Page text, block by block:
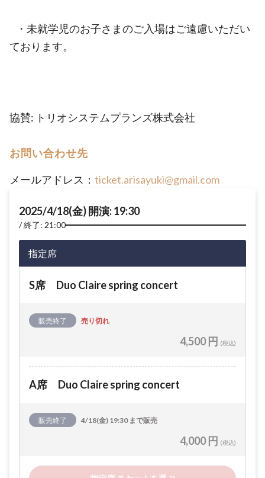
・未就学児のお子さまのご入場はご遠慮いただい
ております。
協賛: トリオシステムプランズ株式会社
お問い合わせ先
メールアドレス： ticket.arisayuki@gmail.com
2025/4/18(金) 開演: 19:30
終了: 21:00
指定席
S席 Duo Claire spring concert
販売終了 売り切れ
4,500 円 (税込)
A席 Duo Claire spring concert
販売終了 4/18(金) 19:30 まで販売
4,000 円 (税込)